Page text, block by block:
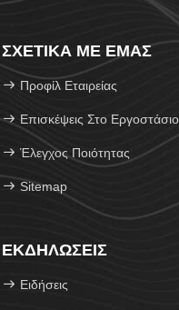
ΣΧΕΤΙΚΆ ΜΕ ΕΜΆΣ
Προφίλ Εταιρείας
Επισκέψεις Στο Εργοστάσιο
Έλεγχος Ποιότητας
Sitemap
ΕΚΔΗΛΏΣΕΙΣ
Ειδήσεις